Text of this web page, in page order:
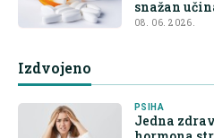
snažan
08. 06. 2026.
Izdvojeno
PSIHA
Jedna